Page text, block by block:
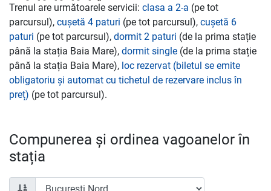
Trenul are următoarele servicii: clasa a 2-a (pe tot
parcursul), cușetă 4 paturi (pe tot parcursul), cușetă 6
paturi (pe tot parcursul), dormit 2 paturi (de la prima stație
până la stația Baia Mare), dormit single (de la prima stație
până la stația Baia Mare), loc rezervat (biletul se emite
obligatoriu și automat cu tichetul de rezervare inclus în
preț) (pe tot parcursul).
Compunerea și ordinea vagoanelor în
stația